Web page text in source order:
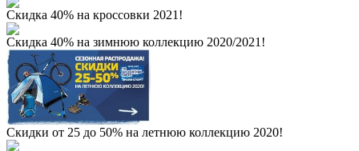
Скидка 40% на кроссовки 2021!
Скидка 40% на зимнюю коллекцию 2020/2021!
Скидки от 25 до 50% на летнюю коллекцию 2020!